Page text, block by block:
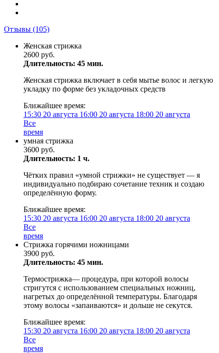
Отзывы (105)
Женская стрижка
2600 руб.
Длительность: 45 мин.
Женская стрижка включает в себя мытье волос и легкую
укладку по форме без укладочных средств
Ближайшее время:
15:30 20 августа 16:00 20 августа 18:00 20 августа
Все
время
умная стрижка
3600 руб.
Длительность: 1 ч.
Чётких правил «умной стрижки» не существует — я
индивидуально подбираю сочетание техник и создаю
определённую форму.
Ближайшее время:
15:30 20 августа 16:00 20 августа 18:00 20 августа
Все
время
Стрижка горячими ножницами
3900 руб.
Длительность: 45 мин.
Термострижка— процедура, при которой волосы
стригутся с использованием специальных ножниц,
нагретых до определённой температуры. Благодаря
этому волосы «запаиваются» и дольше не секутся.
Ближайшее время:
15:30 20 августа 16:00 20 августа 18:00 20 августа
Все
время